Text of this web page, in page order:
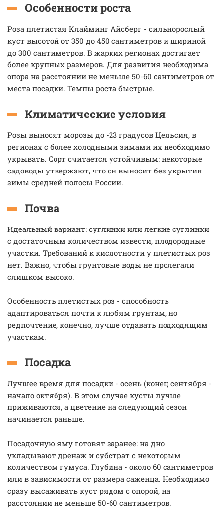
Особенности роста
Роза плетистая Клайминг Айсберг - сильнорослый
куст высотой от 350 до 450 сантиметров и шириной
до 300 сантиметров. В жарких регионах достигает
более крупных размеров. Для развития необходима
опора на расстоянии не меньше 50-60 сантиметров от
места посадки. Темпы роста быстрые.
Климатические условия
Розы выносят морозы до -23 градусов Цельсия, в
регионах с более холодными зимами их необходимо
укрывать. Сорт считается устойчивым: некоторые
садоводы утвержают, что он выносит без укрытия
зимы средней полосы России.
Почва
Идеальный вариант: суглинки или легкие суглинки
с достаточным количеством извести, плодородные
участки. Требований к кислотности у плетистых роз
нет. Важно, чтобы грунтовые воды не пролегали
слишком высоко.
Особенность плетистых роз - способность
адаптироваться почти к любям грунтам, но
редпочтение, конечно, лучше отдавать подходящим
участкам.
Посадка
Лучшее время для посадки - осень (конец сентября -
начало октября). В этом случае кусты лучше
приживаются, а цветение на следующий сезон
начинается раньше.
Посадочную яму готовят заранее: на дно
укладывают дренаж и субстрат с некоторым
количеством гумуса. Глубина - около 60 сантиметров
или в зависимости от размера саженца. Необходимо
сразу высаживать куст рядом с опорой, на
расстоянии не меньше 50-60 сантиметров.